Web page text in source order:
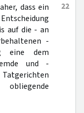
22
dass ein
auf die - an
-
eine dem
und -
obliegende